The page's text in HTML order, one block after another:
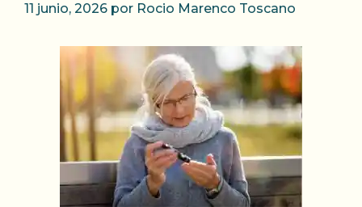
11 junio, 2026 por Rocio Marenco Toscano